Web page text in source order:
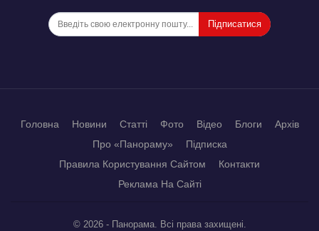
Підписатися
Головна Новини Статті Фото Відео Блоги
Архів
Про «Панораму»
Підписка
Правила Користування Сайтом
Контакти
Реклама На Сайті
© 2026 - Панорама. Всі права захищені.